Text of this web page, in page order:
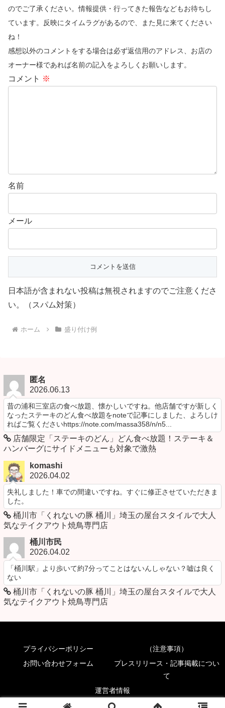
のでご了承ください。情報提供・行ってきた報告などもお待ちし
ています。反映にタイムラグがあるので、また見に来てください
ね！
感想以外のコメントをする場合は必ず返信用のアドレス、お店の
オーナー様であれば名前の記入をよろしくお願いします。
コメント ※
名前
メール
日本語が含まれない投稿は無視されますのでご注意くださ
い。（スパム対策）
ホーム 盛り付け例
匿名
2026.06.13
昔の浦和三室店の食べ放題、懐かしいですね。他店舗ですが新しく
なったステーキのどん食べ放題をnoteで記事にしました、よろしけ
ればご覧くださいhttps://note.com/massa358/n/n5...
店舗限定「ステーキのどん」どん食べ放題！ステーキ＆
ハンバーグにサイドメニューも対象で激熱
komashi
2026.04.02
失礼しました！車での間違いですね。すぐに修正させていただきま
した。
桶川市「くれないの豚 桶川」埼玉の屋台スタイルで大人
気なテイクアウト焼鳥専門店
桶川市民
2026.04.02
「桶川駅」より歩いて約7分ってことはないんしゃない？嘘は良く
ない
桶川市「くれないの豚 桶川」埼玉の屋台スタイルで大人
気なテイクアウト焼鳥専門店
プライパシーポリシー
（注意事項）
お問い合わせフォーム
プレスリリース・記事掲載につい
て
運営者情報